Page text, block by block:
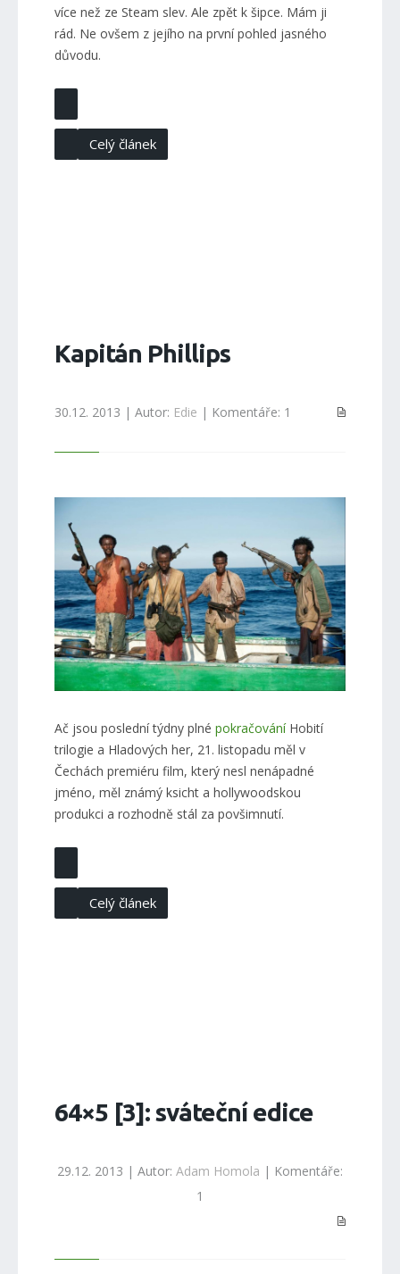
více než ze Steam slev. Ale zpět k šipce. Mám ji
rád. Ne ovšem z jejího na první pohled jasného
důvodu.
Celý článek
Kapitán Phillips
30.12. 2013 | Autor: Edie | Komentáře: 1
Ač jsou poslední týdny plné pokračováníHobití
trilogie a Hladových her, 21. listopadu měl v
Čechách premiéru film, který nesl nenápadné
jméno, měl známý ksicht a hollywoodskou
produkci a rozhodně stál za povšimnutí.
Celý článek
64×5 [3]: sváteční edice
29.12. 2013 | Autor: Adam Homola | Komentáře:
1